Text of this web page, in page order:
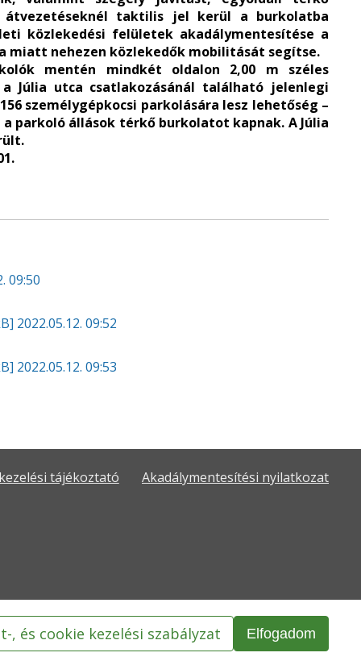
, és cookie kezelési szabályzat Elfogadom
taktilis jel kerül a burkolatba
közlekedési felületek akadálymentesítése a
miatt nehezen közlekedők mobilitását segítse.
mentén mindkét oldalon 2,00 m széles
Júlia utca csatlakozásánál található jelenlegi
személygépkocsi parkolására lesz lehetőség –
állások térkő burkolatot kapnak. A Júlia
09:50
2022.05.12. 09:52
2022.05.12. 09:53
tájékoztató Akadálymentesítési nyilatkozat